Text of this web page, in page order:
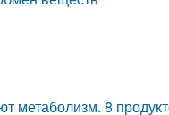
метаболизм. 8